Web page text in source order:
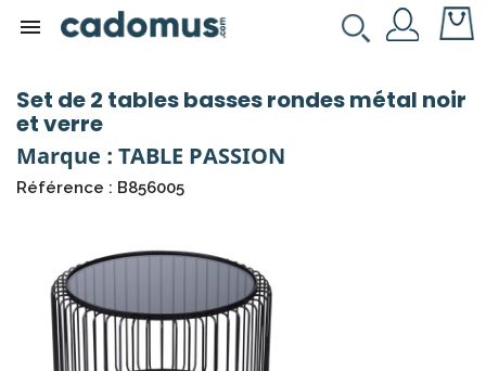

Set de 2 tables basses rondes métal noir
et verre
Marque : TABLE PASSION
Référence : B856005